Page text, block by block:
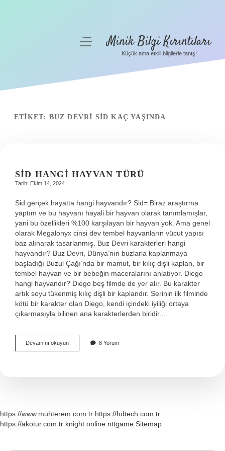
Gizlilik Politikası
menüyü
aç
Minik Bilgi Kırıntıları
Küçük ama etkili bilgilerle tanış!
ETIKET: BUZ DEVRI SID KAÇ YAŞINDA
SID HANGI HAYVAN TÜRÜ
Tarih: Ekim 14, 2024
Sid gerçek hayatta hangi hayvandır? Sid= Biraz araştırma
yaptım ve bu hayvanı hayali bir hayvan olarak tanımlamışlar,
yani bu özellikleri %100 karşılayan bir hayvan yok. Ama genel
olarak Megalonyx cinsi dev tembel hayvanların vücut yapısı
baz alınarak tasarlanmış. Buz Devri karakterleri hangi
hayvandır? Buz Devri, Dünya’nın buzlarla kaplanmaya
başladığı Buzul Çağı’nda bir mamut, bir kılıç dişli kaplan, bir
tembel hayvan ve bir bebeğin maceralarını anlatıyor. Diego
hangi hayvandır? Diego beş filmde de yer alır. Bu karakter
artık soyu tükenmiş kılıç dişli bir kaplandır. Serinin ilk filminde
kötü bir karakter olan Diego, kendi içindeki iyiliği ortaya
çıkarmasıyla bilinen ana karakterlerden biridir.…
Devamını okuyunSid
Hangi
8 Yorum
https://www.muhterem.com.tr https://hdtech.com.tr
https://akotur.com.tr knight online nttgame Sitemap